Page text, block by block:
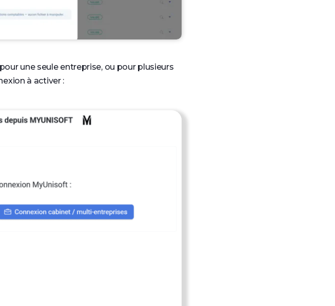
une seule entreprise, ou pour plusieurs
à activer :